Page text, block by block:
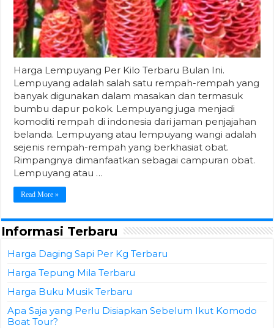
Harga Lempuyang Per Kilo Terbaru Bulan Ini.
Lempuyang adalah salah satu rempah-rempah yang
banyak digunakan dalam masakan dan termasuk
bumbu dapur pokok. Lempuyang juga menjadi
komoditi rempah di indonesia dari jaman penjajahan
belanda. Lempuyang atau lempuyang wangi adalah
sejenis rempah-rempah yang berkhasiat obat.
Rimpangnya dimanfaatkan sebagai campuran obat.
Lempuyang atau …
Read More »
Informasi Terbaru
Harga Daging Sapi Per Kg Terbaru
Harga Tepung Mila Terbaru
Harga Buku Musik Terbaru
Apa Saja yang Perlu Disiapkan Sebelum Ikut Komodo
Boat Tour?